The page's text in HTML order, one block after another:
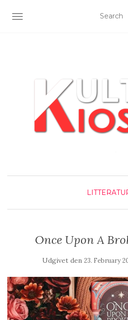
SLÅ NAVIGATION TIL/FRA
Once Upon A
Udgivet den 23. February